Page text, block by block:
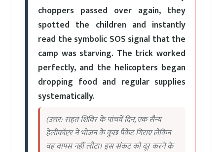
choppers passed over again, they
spotted the children and instantly
read the symbolic SOS signal that the
camp was starving. The trick worked
perfectly, and the helicopters began
dropping food and regular supplies
systematically.
(उत्तर: राहत शिविर के पांचवें दिन, एक सैन्य
हेलीकॉप्टर ने भोजन के कुछ पैकेट गिराए लेकिन
वह वापस नहीं लौटा। इस संकट को दूर करने के